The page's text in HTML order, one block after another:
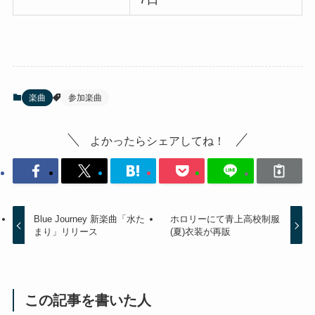
楽曲 参加楽曲
よかったらシェアしてね！
Blue Journey 新楽曲「水た
まり」リリース
ホロリーにて青上高校制服
(夏)衣装が再販
この記事を書いた人